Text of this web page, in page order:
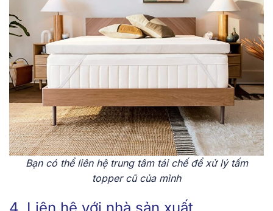
Bạn có thể liên hệ trung tâm tái chế để xử lý tấm
topper cũ của mình
4. Liên hệ với nhà sản xuất